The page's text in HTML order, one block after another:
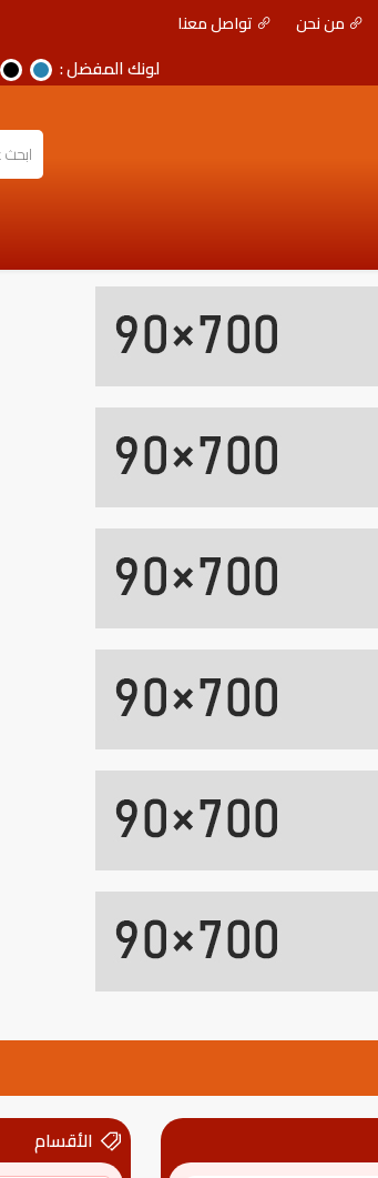
من نحن تواصل معنا
لونك المفضل :
الأقسام